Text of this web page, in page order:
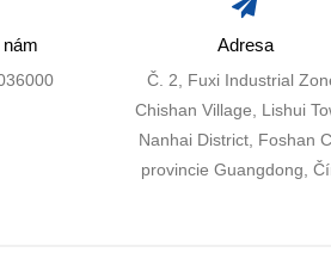
Adresa
Č. 2, Fuxi Industrial
Chishan Village, Lishui
Nanhai District, Foshan
provincie Guangdong,